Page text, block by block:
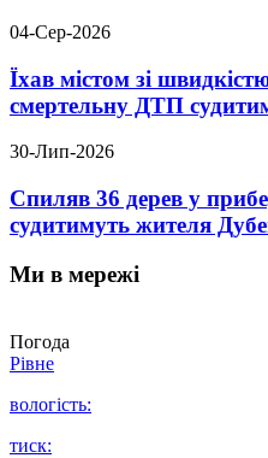
04-Сер-2026
Їхав містом зі
смертельну ДТП
30-Лип-2026
Спиляв 36 дерев у
судитимуть жителя
Ми в мережі
Погода
Рівне
вологість:
тиск: